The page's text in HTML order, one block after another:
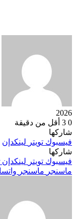
2026
0
أقل من دقيقة
شاركها
فيسبوك تويتر لينكدإن
شاركها
فيسبوك تويتر لينكدإن
ماسنجر ماسنجر